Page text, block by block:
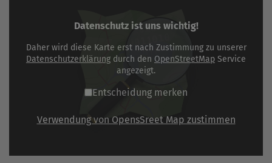
Datenschutz ist uns wichtig!
Daher wird diese Karte erst nach Zustimmung zu unserer
Datenschutzerklärung durch den OpenStreetMap Service
angezeigt.
Entscheidung merken
Verwendung von OpensSreet Map zustimmen